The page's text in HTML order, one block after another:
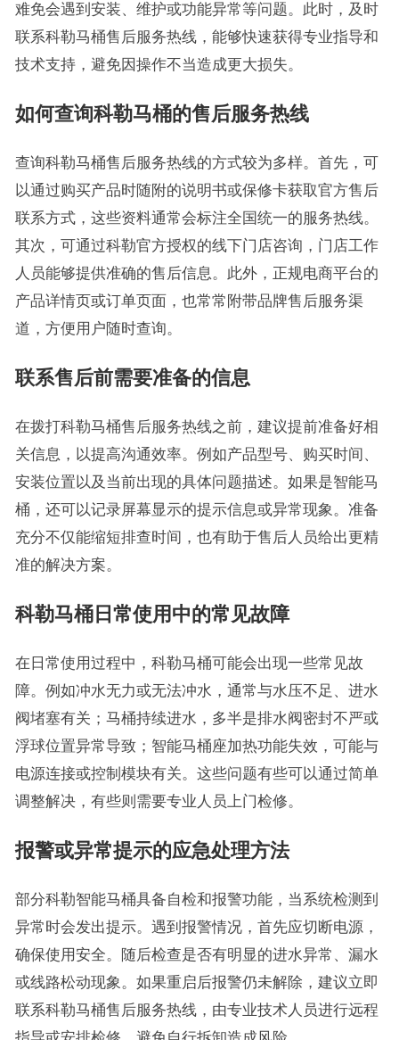
难免会遇到安装、维护或功能异常等问题。此时，及时
联系科勒马桶售后服务热线，能够快速获得专业指导和
技术支持，避免因操作不当造成更大损失。
如何查询科勒马桶的售后服务热线
查询科勒马桶售后服务热线的方式较为多样。首先，可
以通过购买产品时随附的说明书或保修卡获取官方售后
联系方式，这些资料通常会标注全国统一的服务热线。
其次，可通过科勒官方授权的线下门店咨询，门店工作
人员能够提供准确的售后信息。此外，正规电商平台的
产品详情页或订单页面，也常常附带品牌售后服务渠
道，方便用户随时查询。
联系售后前需要准备的信息
在拨打科勒马桶售后服务热线之前，建议提前准备好相
关信息，以提高沟通效率。例如产品型号、购买时间、
安装位置以及当前出现的具体问题描述。如果是智能马
桶，还可以记录屏幕显示的提示信息或异常现象。准备
充分不仅能缩短排查时间，也有助于售后人员给出更精
准的解决方案。
科勒马桶日常使用中的常见故障
在日常使用过程中，科勒马桶可能会出现一些常见故
障。例如冲水无力或无法冲水，通常与水压不足、进水
阀堵塞有关；马桶持续进水，多半是排水阀密封不严或
浮球位置异常导致；智能马桶座加热功能失效，可能与
电源连接或控制模块有关。这些问题有些可以通过简单
调整解决，有些则需要专业人员上门检修。
报警或异常提示的应急处理方法
部分科勒智能马桶具备自检和报警功能，当系统检测到
异常时会发出提示。遇到报警情况，首先应切断电源，
确保使用安全。随后检查是否有明显的进水异常、漏水
或线路松动现象。如果重启后报警仍未解除，建议立即
联系科勒马桶售后服务热线，由专业技术人员进行远程